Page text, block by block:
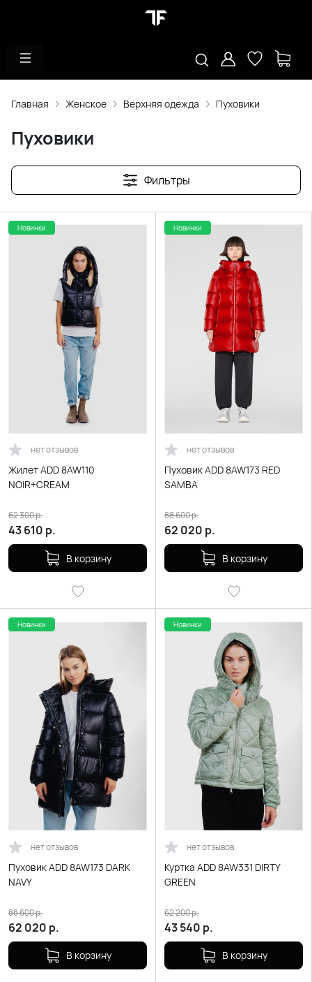
Главная Женское Верхняя одежда Пуховики
Пуховики
Фильтры
Новинки
нет отзывов
Жилет ADD 8AW110
NOIR+CREAM
43 610 р.
62 300р.
В корзину
Новинки
нет отзывов
Пуховик ADD 8AW173 RED
SAMBA
62 020 р.
88 600р.
В корзину
Новинки
нет отзывов
Пуховик ADD 8AW173 DARK
NAVY
62 020 р.
88 600р.
В корзину
Новинки
нет отзывов
Куртка ADD 8AW331 DIRTY
GREEN
43 540 р.
62 200р.
В корзину